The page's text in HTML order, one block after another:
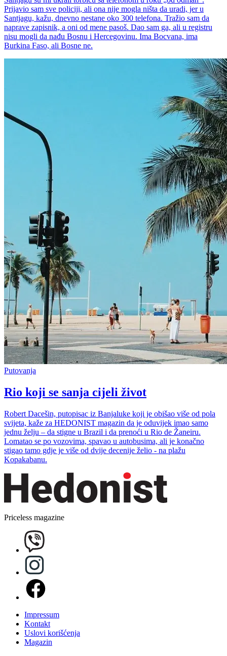
Prijavio sam sve policiji, ali ona nije mogla ništa da uradi, jer u
Santjagu, kažu, dnevno nestane oko 300 telefona. Tražio sam da
naprave zapisnik, a oni od mene pasoš. Dao sam ga, ali u registru
nisu mogli da nađu Bosnu i Hercegovinu. Ima Bocvana, ima
Burkina Faso, ali Bosne ne.
Putovanja
Rio koji se sanja cijeli život
Robert Dacešin, putopisac iz Banjaluke koji je obišao više od pola
svijeta, kaže za HEDONIST magazin da je oduvijek imao samo
jednu želju – da stigne u Brazil i da prenoći u Rio de Žaneiru.
Lomatao se po vozovima, spavao u autobusima, ali je konačno
stigao tamo gdje je više od dvije decenije želio - na plažu
Kopakabanu.
Priceless magazine
Impressum
Kontakt
Uslovi korišćenja
Magazin